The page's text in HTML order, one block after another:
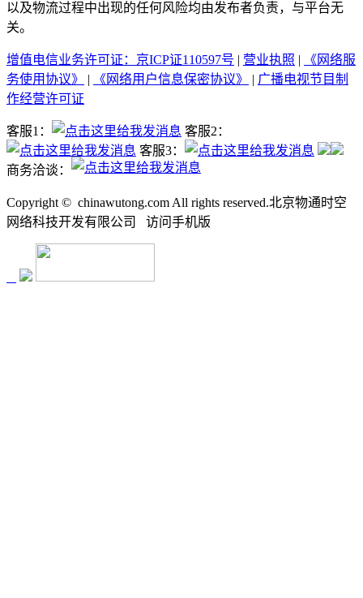
以及物流过程中出现的任何风险均由发布者负责，与平台无
关。
增值电信业务许可证：京ICP证110597号 | 营业执照 |
《网络服
务使用协议》
| 《网络用户信息保密协议》 | 广播电视节目制
作经营许可证
客服1：
客服2：
客服3：
商务洽谈：
Copyright © chinawutong.com All rights reserved.北京物通时空
网络科技开发有限公司
访问手机版